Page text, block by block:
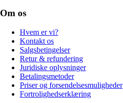
Om os
Hvem er vi?
Kontakt os
Salgsbetingelser
Retur & refundering
Juridiske oplysninger
Betalingsmetoder
Priser og forsendelsesmuligheder
Fortrolighedserklæring